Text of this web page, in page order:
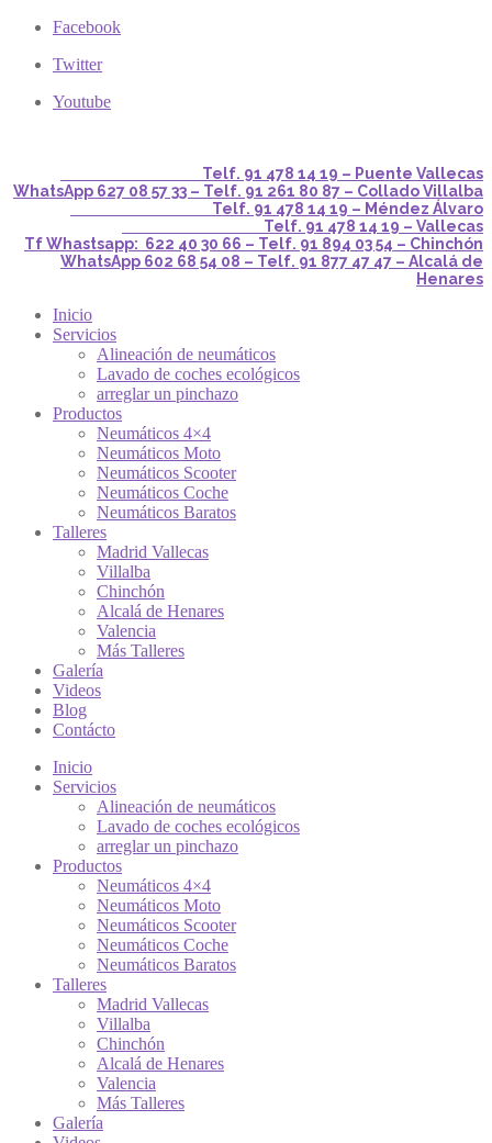
Facebook
Twitter
Youtube
Telf. 91 478 14 19 – Puente Vallecas
WhatsApp 627 08 57 33 – Telf. 91 261 80 87 – Collado Villalba
Telf. 91 478 14 19 – Méndez Álvaro
Telf. 91 478 14 19 – Vallecas
Tf Whastsapp: 622 40 30 66 – Telf. 91 894 03 54 – Chinchón
WhatsApp 602 68 54 08 – Telf. 91 877 47 47 – Alcalá de
Henares
Inicio
Servicios
Alineación de neumáticos
Lavado de coches ecológicos
arreglar un pinchazo
Productos
Neumáticos 4×4
Neumáticos Moto
Neumáticos Scooter
Neumáticos Coche
Neumáticos Baratos
Talleres
Madrid Vallecas
Villalba
Chinchón
Alcalá de Henares
Valencia
Más Talleres
Galería
Videos
Blog
Contácto
Inicio
Servicios
Alineación de neumáticos
Lavado de coches ecológicos
arreglar un pinchazo
Productos
Neumáticos 4×4
Neumáticos Moto
Neumáticos Scooter
Neumáticos Coche
Neumáticos Baratos
Talleres
Madrid Vallecas
Villalba
Chinchón
Alcalá de Henares
Valencia
Más Talleres
Galería